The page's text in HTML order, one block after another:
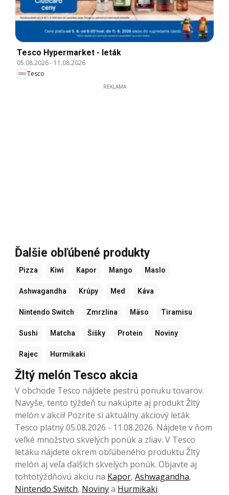
Tesco Hypermarket - leták
05.08.2026- 11.08.2026
Tesco
REKLAMA
Ďalšie obľúbené produkty
Pizza Kiwi Kapor Mango Maslo
Ashwagandha Krúpy Med Káva
Nintendo Switch Zmrzlina Mäso Tiramisu
Sushi Matcha Šišky Protein Noviny
Rajec Hurmikaki
Žltý melón Tesco akcia
V obchode Tesco nájdete pestrú ponuku tovarov.
Navyše, tento týždeň tu nakúpite aj produkt Žltý
melón v akcii! Pozrite si aktuálny akciový leták
Tesco platný 05.08.2026 - 11.08.2026. Nájdete v ňom
veľké množstvo skvelých ponúk a zliav. V Tesco
letáku nájdete okrem obľúbeného produktu Žltý
melón aj veľa ďalších skvelých ponúk. Objavte aj
tohtotýždňovú akciu na Kapor, Ashwagandha,
Nintendo Switch, Novinya Hurmikaki.